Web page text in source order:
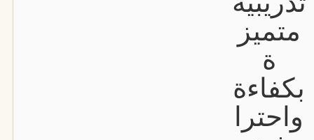
متميز
ة
بكفاءة
واحترا